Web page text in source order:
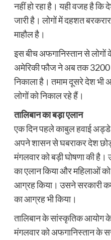
नहीं हो रहा है। यही वजह है कि
जारी है। लोगों में दहशत
माहौल है।
इस बीच अफगानिस्तान से लोगों
अमेरिकी फौज ने अब तक 3200
निकाला है। तमाम दूसरे देश भी
लोगों को निकाल रहे हैं।
तालिबान का बड़ा एलान
एक दिन पहले काबुल हवाई अड्डे
अपने शासन से घबराकर देश
मंगलवार को बड़ी घोषणा की
का एलान किया और महिलाओं
आग्रह किया। उसने सरकारी
का आग्रह भी किया।
तालिबान के सांस्कृतिक आयोग
मंगलवार को अफगानिस्तान के